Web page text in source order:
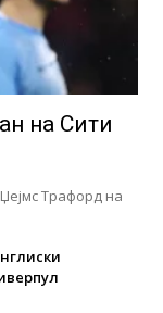
на Сити
Трафорд на